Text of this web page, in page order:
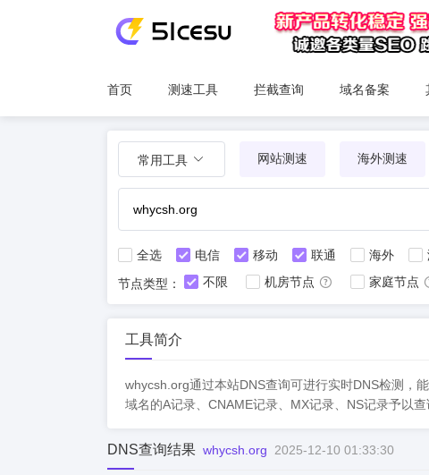
首页 测速工具 拦截查询 域名备案
常用工具 网站测速 海外测速
全选 电信 移动 联通 海外
节点类型：
不限 机房节点 家庭节点
工具简介
whycsh.org通过本站DNS查询可进行实时DNS检测，
域名的A记录、CNAME记录、MX记录、NS记录予以查
DNS查询结果 whycsh.org 2025-12-10 01:33:30